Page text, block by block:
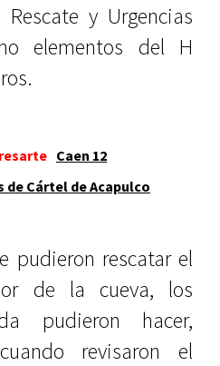
y Urgencias
elementos del H
Caen 12
Cártel de Acapulco
pudieron rescatar el
de la cueva, los
pudieron hacer,
revisaron el